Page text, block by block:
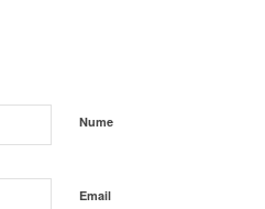
Nume
Email